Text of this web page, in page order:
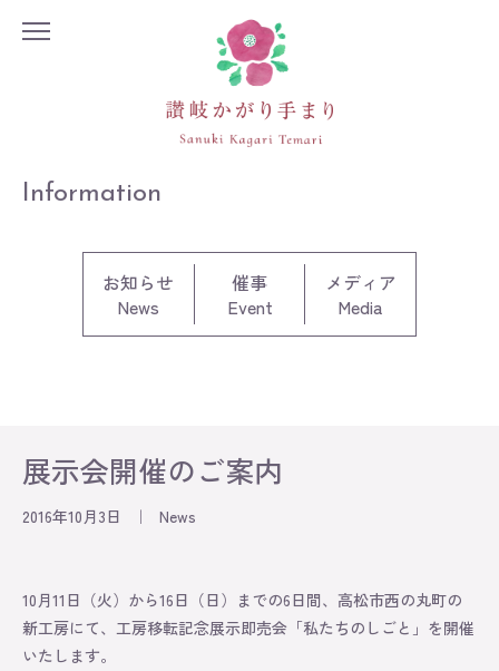
About
Information
お知らせ
News
催事
Event
メディア
Media
展示会開催のご案内
2016年10月3日 ｜ News
10月11日（火）から16日（日）までの6日間、高松市西の丸町の
新工房にて、工房移転記念展示即売会「私たちのしごと」を開催
いたします。